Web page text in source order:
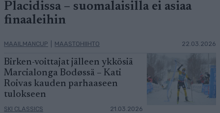
Placidissa – suomalaisilla ei asiaa
finaaleihin
MAAILMANCUP MAASTOHIIHTO 22.03.2026
Birken-voittajat jälleen ykkösiä
Marcialonga Bodøssä – Kati
Roivas kauden parhaaseen
tulokseen
SKI CLASSICS 21.03.2026